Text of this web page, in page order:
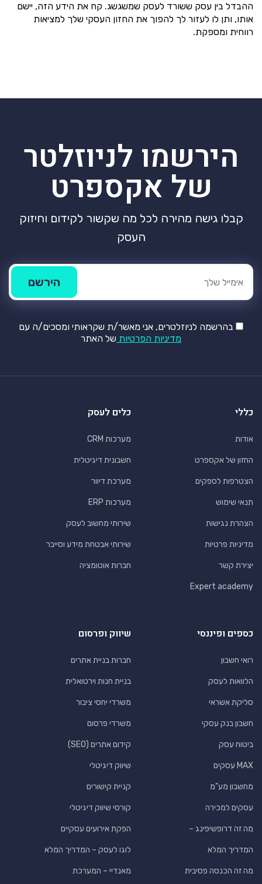
ההבדל בין עסק ששורד לעסק שמשגשג. קח את הידע הזה, יישם
אותו, ותן לו לעזור לך להפוך את החזון העסקי שלך למציאות
רווחית ומספקת.
הירשמו לניוזלטר
של אקספרט
קבלו גישה מהירה לכל מה שקשור לקידום וחיזוק
העסק
בהרשמה לניוזלטרים, אני מאשר/ת שקראותי ומסכים/ה עם
מדיניות הפרטיות של האתר
כללי
אודות
החזון של אקספרט
הצטרפות לספקים
תנאי שימוש
הצהרת נגישות
מדיניות פרטיות
יצירת קשר
Expert academy
כלים לעסק
מערכות CRM
חשבונית דיגיטלית
מערכת דיוור
מערכות ERP
שירותי מחשוב לעסק
שירותי אבטחת מידע וסייבר
חברות אוטומציה
כספים ופיננסי
רואי חשבון
הלוואות לעסק
סליקת אשראי
חשבון בנק עסקי
ביטוח עסק
MAX עסקים
מחשבון מע"מ
עסקים למכירה
מה זה דרופשיפינג –
המדריך המלא
מה זה הכנסה פסיבית
שיווק ופרסום
חברות בניית אתרים
בניית חנות וירטואלית
משרדי יחסי ציבור
משרדי פרסום
קידום אתרים (SEO)
שיווק דיגיטלי
קניית קישורים
קורסי שיווק דיגיטלי
הפקת אירועים עסקיים
לוגו לעסק – המדריך המלא
מאנדיי – המערכת